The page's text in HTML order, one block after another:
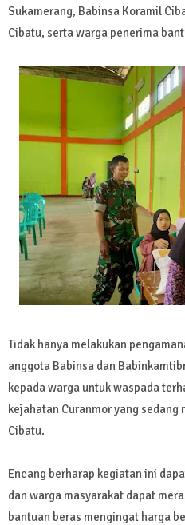
Sukamerang, Babinsa Koramil
Cibatu, serta warga penerima
Tidak hanya melakukan
anggota Babinsa dan
kepada warga untuk waspada
kejahatan Curanmor yang
Cibatu.
Encang berharap kegiatan ini
dan warga masyarakat dapat
bantuan beras mengingat harga